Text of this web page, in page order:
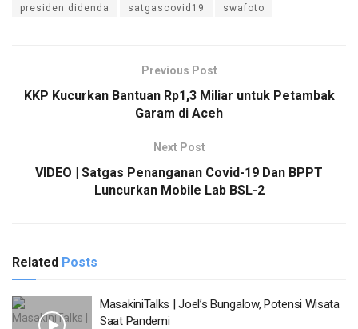
presiden didenda satgascovid19 swafoto
Previous Post
KKP Kucurkan Bantuan Rp1,3 Miliar untuk Petambak
Garam di Aceh
Next Post
VIDEO | Satgas Penanganan Covid-19 Dan BPPT
Luncurkan Mobile Lab BSL-2
Related Posts
MasakiniTalks | Joel’s Bungalow, Potensi Wisata
Saat Pandemi